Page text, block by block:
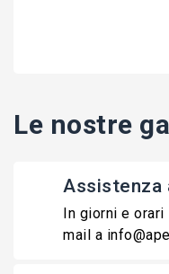
Le nostre
Assistenza
In giorni e
mail a